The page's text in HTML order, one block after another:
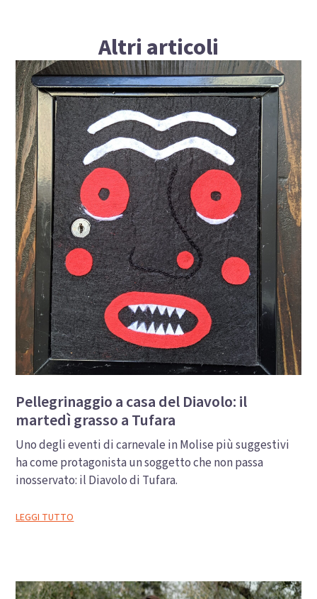
Altri articoli
Pellegrinaggio a casa del Diavolo: il
martedì grasso a Tufara
Uno degli eventi di carnevale in Molise più suggestivi
ha come protagonista un soggetto che non passa
inosservato: il Diavolo di Tufara.
LEGGI TUTTO